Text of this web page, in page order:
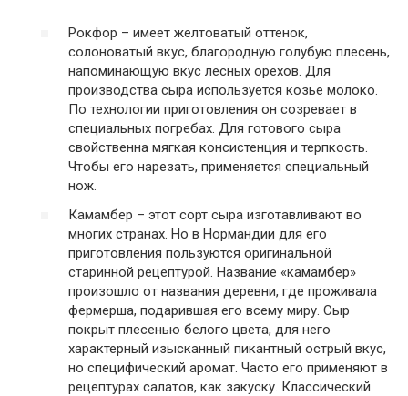
Рокфор – имеет желтоватый оттенок,
солоноватый вкус, благородную голубую плесень,
напоминающую вкус лесных орехов. Для
производства сыра используется козье молоко.
По технологии приготовления он созревает в
специальных погребах. Для готового сыра
свойственна мягкая консистенция и терпкость.
Чтобы его нарезать, применяется специальный
нож.
Камамбер – этот сорт сыра изготавливают во
многих странах. Но в Нормандии для его
приготовления пользуются оригинальной
старинной рецептурой. Название «камамбер»
произошло от названия деревни, где проживала
фермерша, подарившая его всему миру. Сыр
покрыт плесенью белого цвета, для него
характерный изысканный пикантный острый вкус,
но специфический аромат. Часто его применяют в
рецептурах салатов, как закуску. Классический